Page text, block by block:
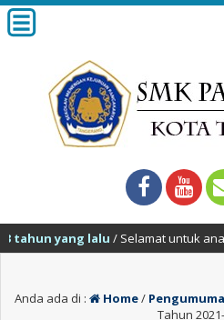
yang lalu/ Selamat untuk
Anda ada di : Home/
Tahun